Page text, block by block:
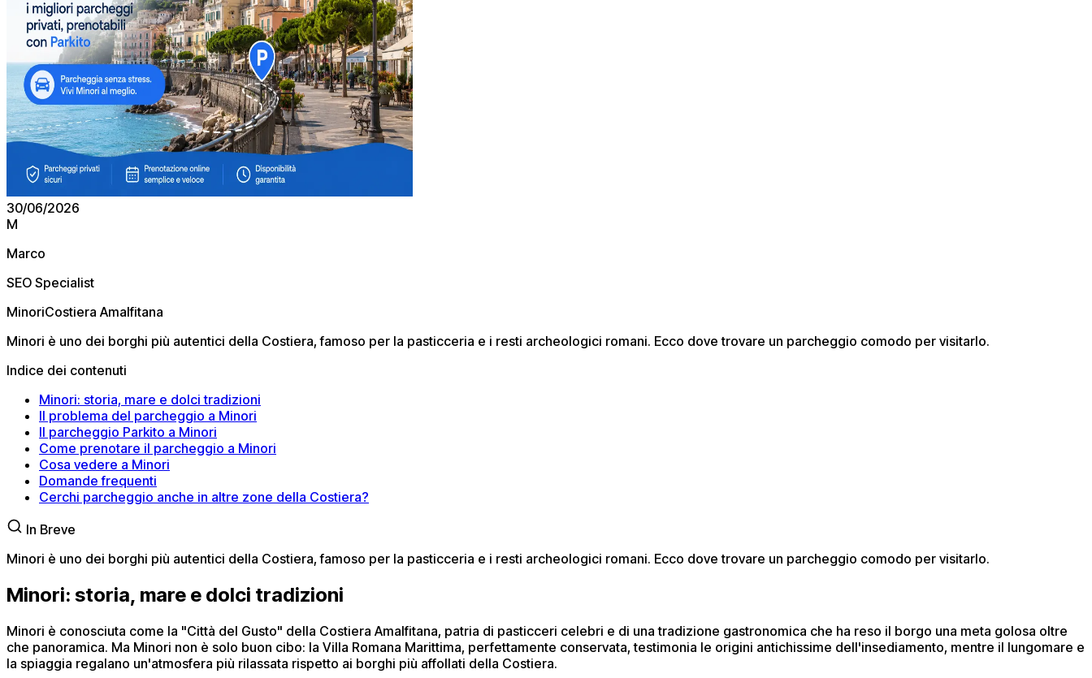
30/06/2026
M
Marco
SEO Specialist
MinoriCostiera Amalfitana
Minori è uno dei borghi più autentici della Costiera, famoso per la pasticceria e i resti archeologici romani. Ecco dove trovare un parcheggio comodo per visitarlo.
Indice dei contenuti
Minori: storia, mare e dolci tradizioni
Il problema del parcheggio a Minori
Il parcheggio Parkito a Minori
Come prenotare il parcheggio a Minori
Cosa vedere a Minori
Domande frequenti
Cerchi parcheggio anche in altre zone della Costiera?
In Breve
Minori è uno dei borghi più autentici della Costiera, famoso per la pasticceria e i resti archeologici romani. Ecco dove trovare un parcheggio comodo per visitarlo.
Minori: storia, mare e dolci tradizioni
Minori è conosciuta come la "Città del Gusto" della Costiera Amalfitana, patria di pasticceri celebri e di una tradizione gastronomica che ha reso il borgo una meta golosa oltre
che panoramica. Ma Minori non è solo buon cibo: la Villa Romana Marittima, perfettamente conservata, testimonia le origini antichissime dell'insediamento, mentre il lungomare e
la spiaggia regalano un'atmosfera più rilassata rispetto ai borghi più affollati della Costiera.